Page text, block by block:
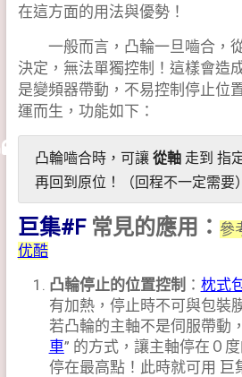
在這方面的用法與優勢！
一般而言，凸輪一旦嚙合，
決定，無法單獨控制！這樣會造
是變頻器帶動，不易控制停止位
運而生，功能如下：
凸輪嚙合時，可讓從軸走到 指
再回到原位！（回程不一定需要）
巨集#F常見的應用： 參
优酷
凸輪停止的位置控制 ： 枕式
有加熱，停止時不可與包裝
若凸輪的主軸不是伺服帶動
車” 的方式，讓主軸停在０
停在最高點！此時就可用 巨